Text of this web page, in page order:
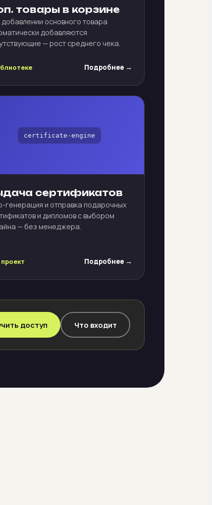
товары в корзине
основного товара
добавляются
— рост среднего чека.
Подробнее →
certificate-engine
сертификатов
генерация и отправка подарочных
и дипломов с выбором
— без менеджера.
Подробнее →
доступ Что входит